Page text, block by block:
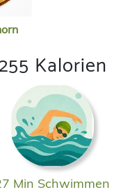
Kalorien
Min Schwimmen